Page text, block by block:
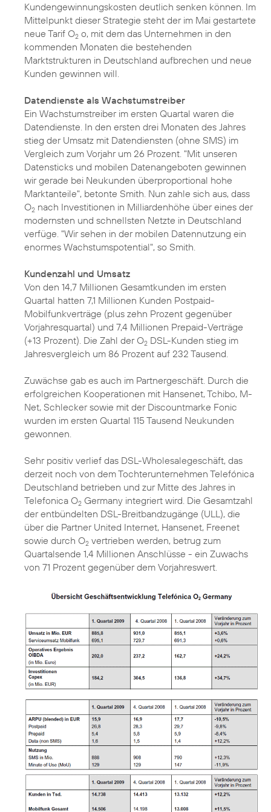
Kundengewinnungskosten deutlich senken können. Im
Mittelpunkt dieser Strategie steht der im Mai gestartete
neue Tarif O2 o, mit dem das Unternehmen in den
kommenden Monaten die bestehenden
Marktstrukturen in Deutschland aufbrechen und neue
Kunden gewinnen will.
Datendienste als Wachstumstreiber
Ein Wachstumstreiber im ersten Quartal waren die
Datendienste. In den ersten drei Monaten des Jahres
stieg der Umsatz mit Datendiensten (ohne SMS) im
Vergleich zum Vorjahr um 26 Prozent. "Mit unseren
Datensticks und mobilen Datenangeboten gewinnen
wir gerade bei Neukunden überproportional hohe
Marktanteile", betonte Smith. Nun zahle sich aus, dass
O2 nach Investitionen in Milliardenhöhe über eines der
modernsten und schnellsten Netzte in Deutschland
verfüge. "Wir sehen in der mobilen Datennutzung ein
enormes Wachstumspotential", so Smith.
Kundenzahl und Umsatz
Von den 14,7 Millionen Gesamtkunden im ersten
Quartal hatten 7,1 Millionen Kunden Postpaid-
Mobilfunkverträge (plus zehn Prozent gegenüber
Vorjahresquartal) und 7,4 Millionen Prepaid-Verträge
(+13 Prozent). Die Zahl der O2 DSL-Kunden stieg im
Jahresvergleich um 86 Prozent auf 232 Tausend.
Zuwächse gab es auch im Partnergeschäft. Durch die
erfolgreichen Kooperationen mit Hansenet, Tchibo, M-
Net, Schlecker sowie mit der Discountmarke Fonic
wurden im ersten Quartal 115 Tausend Neukunden
gewonnen.
Sehr positiv verlief das DSL-Wholesalegeschäft, das
derzeit noch von dem Tochterunternehmen Telefónica
Deutschland betrieben und zur Mitte des Jahres in
Telefonica O2 Germany integriert wird. Die Gesamtzahl
der entbündelten DSL-Breitbandzugänge (ULL), die
über die Partner United Internet, Hansenet, Freenet
sowie durch O2 vertrieben werden, betrug zum
Quartalsende 1,4 Millionen Anschlüsse - ein Zuwachs
von 71 Prozent gegenüber dem Vorjahreswert.